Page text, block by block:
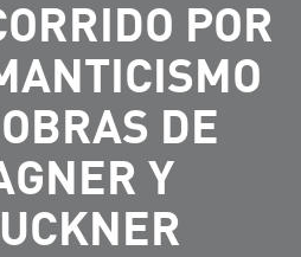
POR
DE
Y